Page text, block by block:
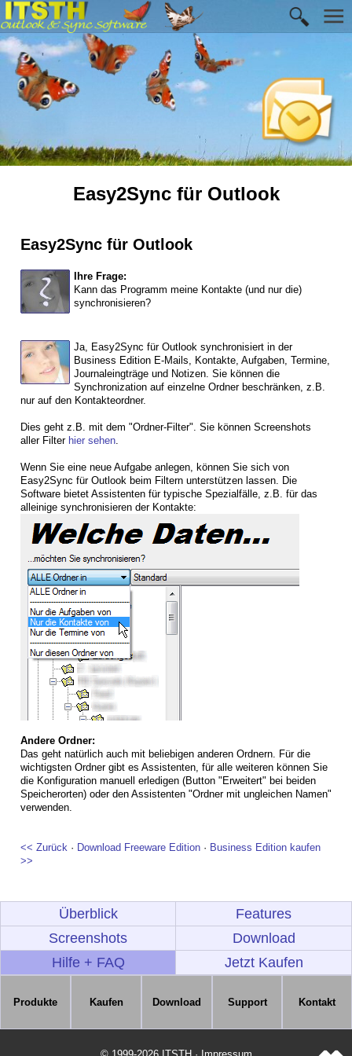
Easy2Sync für Outlook
Easy2Sync für Outlook
Ihre Frage:
Kann das Programm meine Kontakte (und nur die)
synchronisieren?
Ja, Easy2Sync für Outlook synchronisiert in der
Business Edition E-Mails, Kontakte, Aufgaben, Termine,
Journaleingträge und Notizen. Sie können die
Synchronization auf einzelne Ordner beschränken, z.B.
nur auf den Kontakteordner.
Dies geht z.B. mit dem "Ordner-Filter". Sie können Screenshots
aller Filter hier sehen.
Wenn Sie eine neue Aufgabe anlegen, können Sie sich von
Easy2Sync für Outlook beim Filtern unterstützen lassen. Die
Software bietet Assistenten für typische Spezialfälle, z.B. für das
alleinige synchronisieren der Kontakte:
Andere Ordner:
Das geht natürlich auch mit beliebigen anderen Ordnern. Für die
wichtigsten Ordner gibt es Assistenten, für alle weiteren können Sie
die Konfiguration manuell erledigen (Button "Erweitert" bei beiden
Speicherorten) oder den Assistenten "Ordner mit ungleichen Namen"
verwenden.
<< Zurück · Download Freeware Edition · Business Edition kaufen
>>
Überblick
Features
Screenshots
Download
Hilfe + FAQ
Jetzt Kaufen
Produkte Kaufen Download Support Kontakt